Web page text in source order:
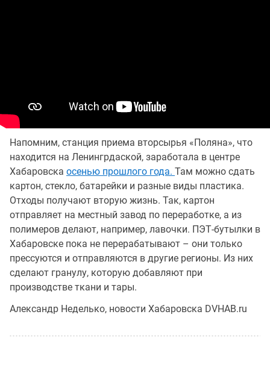
Напомним, станция приема вторсырья «Поляна», что
находится на Ленингрдаской, заработала в центре
Хабаровска осенью прошлого года. Там можно сдать
картон, стекло, батарейки и разные виды пластика.
Отходы получают вторую жизнь. Так, картон
отправляет на местный завод по переработке, а из
полимеров делают, например, лавочки. ПЭТ-бутылки в
Хабаровске пока не перерабатывают – они только
прессуются и отправляются в другие регионы. Из них
сделают гранулу, которую добавляют при
производстве ткани и тары.
Александр Неделько, новости Хабаровска DVHAB.ru